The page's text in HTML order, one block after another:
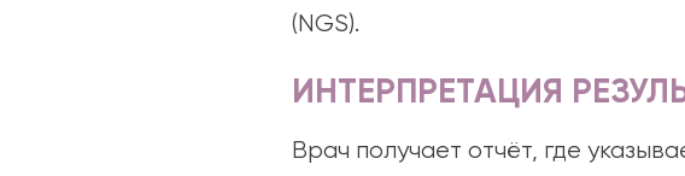
(NGS).
ИНТЕРПРЕТАЦИЯ
Врач получает отчёт, где